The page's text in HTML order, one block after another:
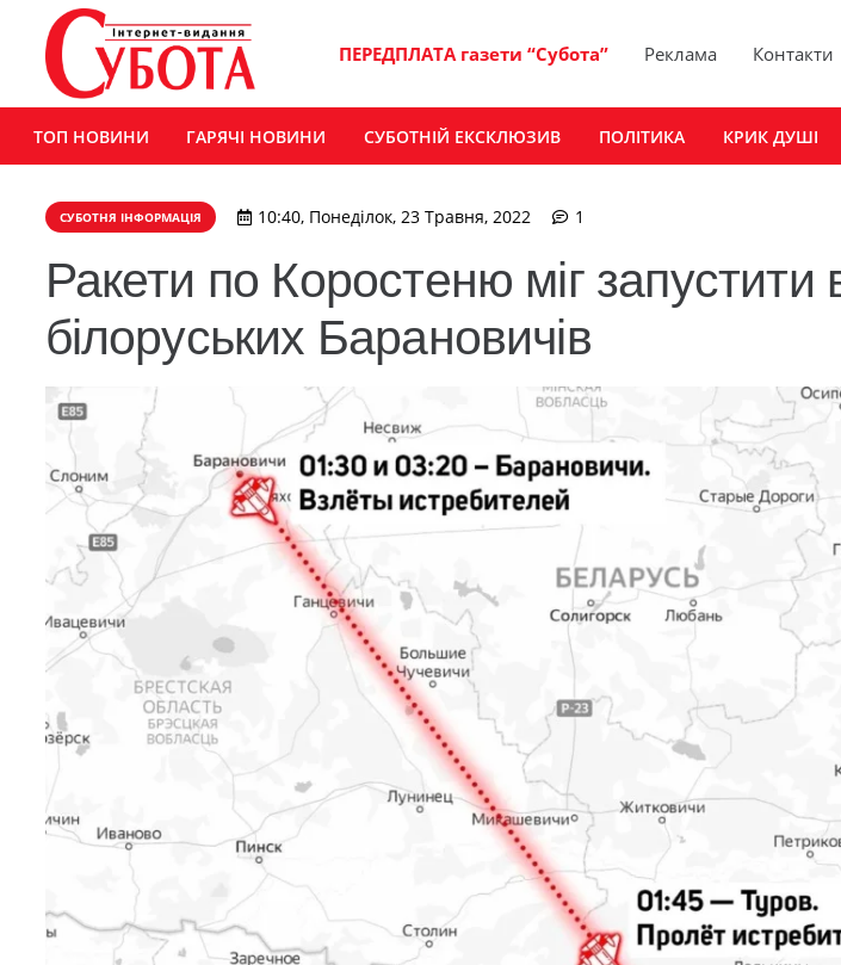
ПЕРЕДПЛАТА газети “Субота” Реклама Контакти
ТОП НОВИНИ ГАРЯЧІ НОВИНИ СУБОТНІЙ ЕКСКЛЮЗИВ ПОЛІТИКА КРИК ДУШІ
СУБОТНЯ ІНФОРМАЦІЯ 10:40, Понеділок, 23 Травня, 2022 1
Ракети по Коростеню міг запустити
білоруських Барановичів